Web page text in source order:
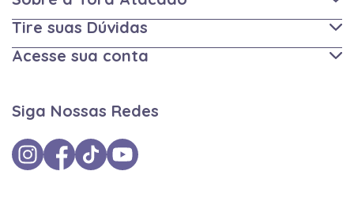
Tire suas Dúvidas
Acesse sua conta
Siga Nossas Redes